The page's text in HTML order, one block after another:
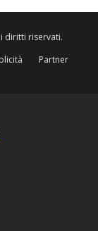
diritti riservati.
Partner